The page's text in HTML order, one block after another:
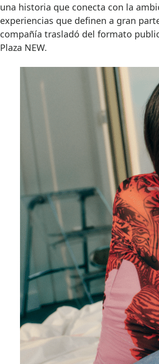
una historia que conecta con la
experiencias que definen a gran
compañía trasladó del formato
Plaza NEW.